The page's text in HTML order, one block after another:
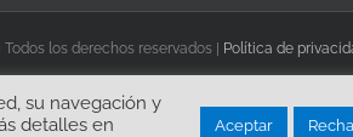
| Todos los derechos reservados | Política de
Twitter
su navegación y
detalles en
Aceptar